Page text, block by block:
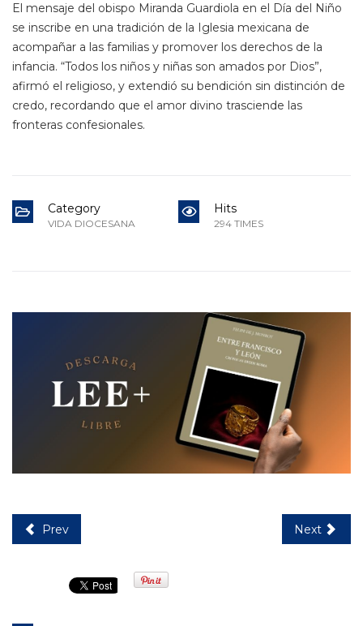
El mensaje del obispo Miranda Guardiola en el Día del Niño
se inscribe en una tradición de la Iglesia mexicana de
acompañar a las familias y promover los derechos de la
infancia. “Todos los niños y niñas son amados por Dios”,
afirmó el religioso, y extendió su bendición sin distinción de
credo, recordando que el amor divino trasciende las
fronteras confesionales.
Category
VIDA DIOCESANA
Hits
294 TIMES
Prev Next